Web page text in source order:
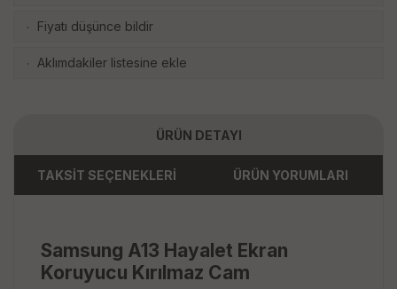
· Fiyatı düşünce bildir
· Aklımdakiler listesine ekle
ÜRÜN DETAYI
TAKSİT SEÇENEKLERİ ÜRÜN YORUMLARI
Samsung A13 Hayalet Ekran
Koruyucu Kırılmaz Cam